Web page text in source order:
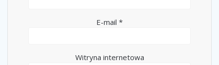
E-mail *
Witryna internetowa